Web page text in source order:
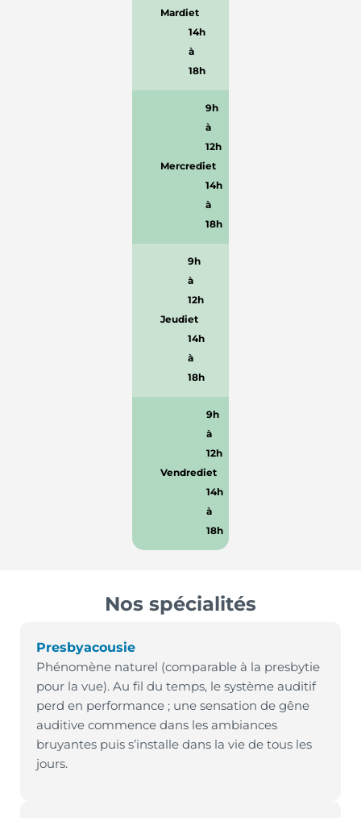
Mardiet
14h
à
18h
Mercredi
9h
à
12h
et
14h
à
18h
Jeudi
9h
à
12h
et
14h
à
18h
Vendredi
9h
à
12h
et
14h
à
18h
Nos spécialités
Presbyacousie
Phénomène naturel (comparable à la presbytie
pour la vue). Au fil du temps, le système auditif
perd en performance ; une sensation de gêne
auditive commence dans les ambiances
bruyantes puis s’installe dans la vie de tous les
jours.